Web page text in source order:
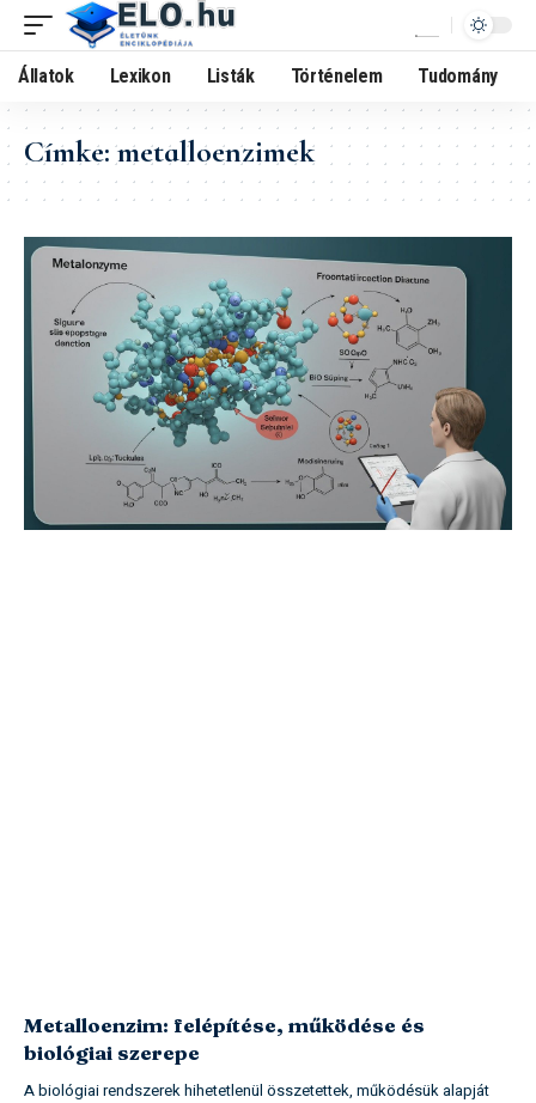
Állatok Lexikon Listák Történelem Tudomány
Címke:metalloenzimek
Metalloenzim: felépítése, működése és
biológiai szerepe
A biológiai rendszerek hihetetlenül összetettek, működésük alapját